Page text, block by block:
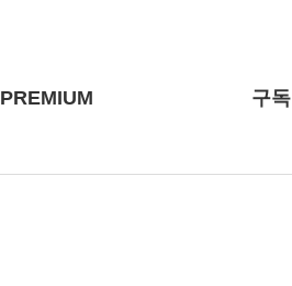
PREMIUM 구독